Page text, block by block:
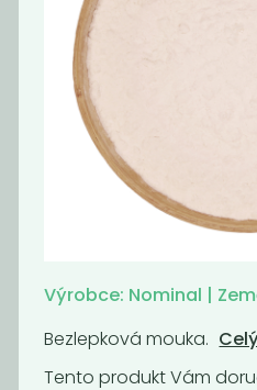
Momentálně
Kakaový prášek
629Kč/ Kg
Výrobce: Nominal |
Bezlepková mouka.
Tento produkt Vám